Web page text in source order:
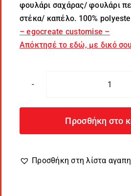
φουλάρι σαχάρας/ φουλάρι
στέκα/ καπέλο. 100%
– egocreate customise –
Απόκτησέ το εδώ, με δικό
Προσθήκη στο
Προσθήκη στη λίστα